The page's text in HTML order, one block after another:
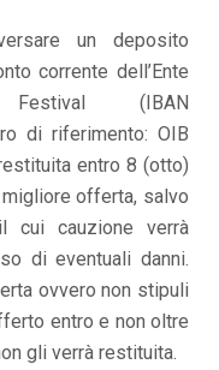
un deposito
corrente dell’Ente
(IBAN
di riferimento: OIB
entro 8 (otto)
offerta, salvo
cui cauzione verrà
di eventuali danni.
ovvero non stipuli
entro e non oltre
gli verrà restituita.